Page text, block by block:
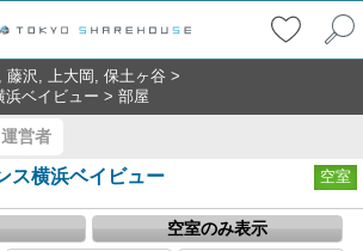
藤沢, 上大岡, 保土ヶ谷 >
浜ベイビュー > 部屋
運営者
ス横浜ベイビュー 空室
空室のみ表示